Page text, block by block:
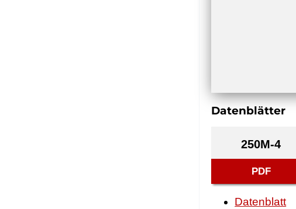
Datenblätter
250M-4
PDF
Datenblatt